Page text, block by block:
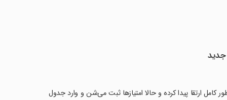
ارتقا پیدا کرده و حالا امتیازها ثبت می‌شن و وارد جدول